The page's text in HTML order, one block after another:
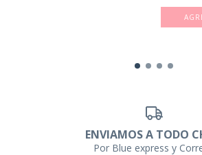
ENVIAMOS A TODO
Por Blue express y